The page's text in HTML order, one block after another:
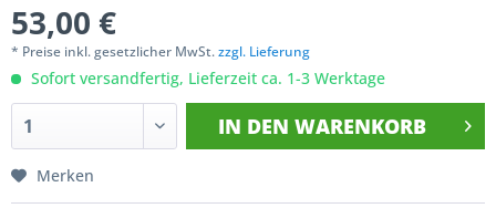
53,00 €
* Preise inkl. gesetzlicher MwSt.zzgl. Lieferung
Sofort versandfertig, Lieferzeit ca. 1-3 Werktage
IN DEN WARENKORB
Merken